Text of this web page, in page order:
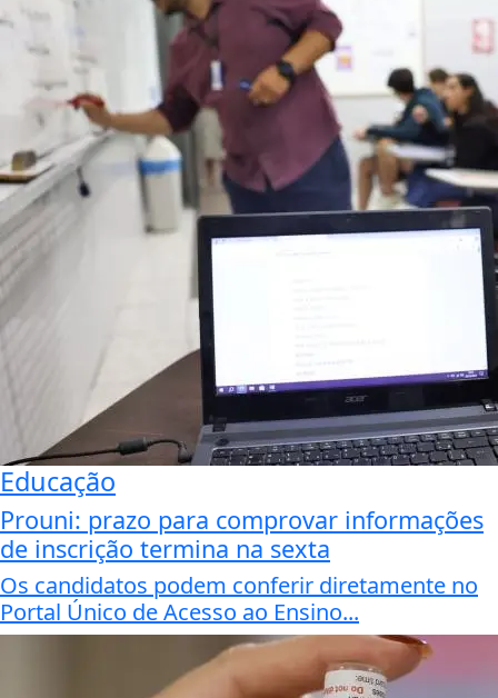
Educação
Prouni: prazo para comprovar informações
de inscrição termina na sexta
Os candidatos podem conferir diretamente no
Portal Único de Acesso ao Ensino...